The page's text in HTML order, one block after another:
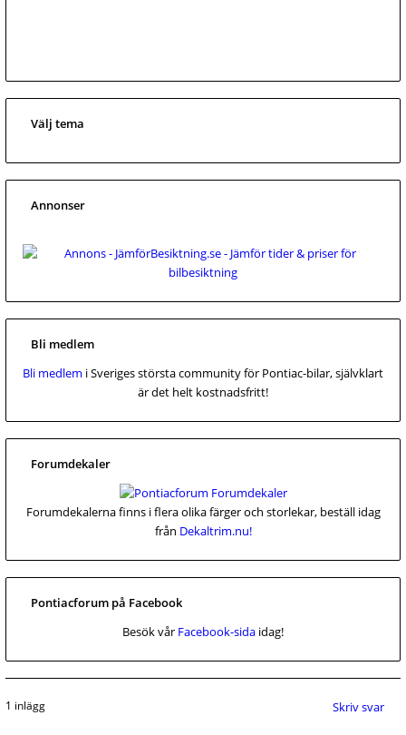
Välj tema
Annonser
Bli medlem
Bli medlem i Sveriges största community för Pontiac-bilar, självklart
är det helt kostnadsfritt!
Forumdekaler
Forumdekalerna finns i flera olika färger och storlekar, beställ idag
från Dekaltrim.nu!
Pontiacforum på Facebook
Besök vår Facebook-sida idag!
1 inlägg Skriv svar